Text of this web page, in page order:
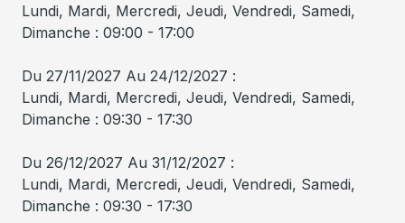
Lundi, Mardi, Mercredi, Jeudi, Vendredi, Samedi,
Dimanche : 09:00 - 17:00
Du 27/11/2027 Au 24/12/2027 :
Lundi, Mardi, Mercredi, Jeudi, Vendredi, Samedi,
Dimanche : 09:30 - 17:30
Du 26/12/2027 Au 31/12/2027 :
Lundi, Mardi, Mercredi, Jeudi, Vendredi, Samedi,
Dimanche : 09:30 - 17:30